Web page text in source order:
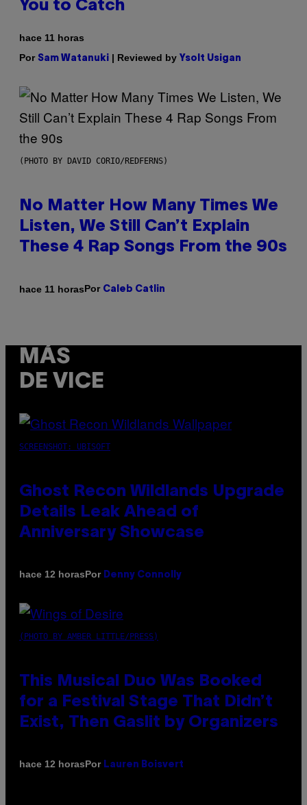
You to Catch
hace 11 horas
Por Sam Watanuki | Reviewed by Ysolt Usigan
(PHOTO BY DAVID CORIO/REDFERNS)
No Matter How Many Times We
Listen, We Still Can’t Explain
These 4 Rap Songs From the 90s
hace 11 horasPor Caleb Catlin
MÁS
DE VICE
SCREENSHOT: UBISOFT
Ghost Recon Wildlands Upgrade
Details Leak Ahead of
Anniversary Showcase
hace 12 horasPor Denny Connolly
(PHOTO BY AMBER LITTLE/PRESS)
This Musical Duo Was Booked
for a Festival Stage That Didn’t
Exist, Then Gaslit by Organizers
hace 12 horasPor Lauren Boisvert